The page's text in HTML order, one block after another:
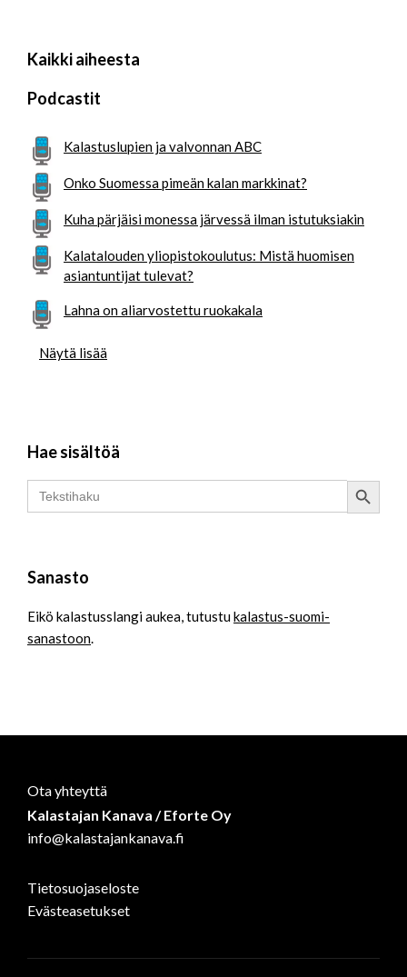
Kaikki aiheesta
Podcastit
Kalastuslupien ja valvonnan ABC
Onko Suomessa pimeän kalan markkinat?
Kuha pärjäisi monessa järvessä ilman istutuksiakin
Kalatalouden yliopistokoulutus: Mistä huomisen
asiantuntijat tulevat?
Lahna on aliarvostettu ruokakala
Näytä lisää
Hae sisältöä
Search
for:
Search Button
Sanasto
Eikö kalastusslangi aukea, tutustukalastus-suomi-
sanastoon.
Ota yhteyttä
Kalastajan Kanava / Eforte Oy
info@kalastajankanava.fi
Tietosuojaseloste
Evästeasetukset